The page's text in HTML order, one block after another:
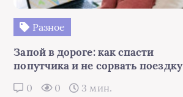
Разное
Запой в дороге: как спасти
попутчика и не сорвать поездку
0 0 3 мин.